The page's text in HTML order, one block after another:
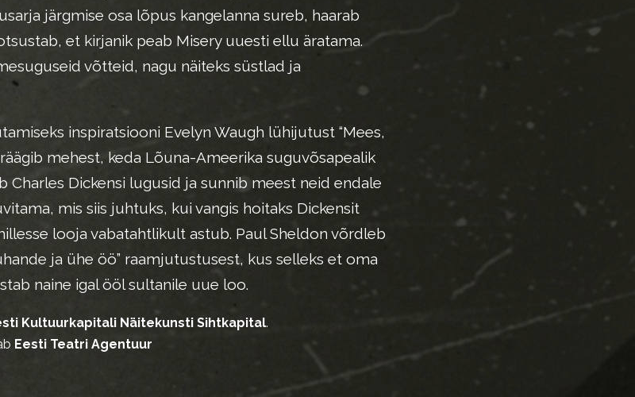
järgmise osa lõpus kangelanna sureb, haarab
et kirjanik peab Misery uuesti ellu äratama.
võtteid, nagu näiteks süstlad ja
inspiratsiooni Evelyn Waugh lühijutust “Mees,
räägib mehest, keda Lõuna-Ameerika suguvõsapealik
Charles Dickensi lugusid ja sunnib meest neid endale
mis siis juhtuks, kui vangis hoitaks Dickensit
looja vabatahtlikult astub. Paul Sheldon võrdleb
ja ühe öö” raamjutustusest, kus selleks et oma
naine igal ööl sultanile uue loo.
Kultuurkapitali Näitekunsti Sihtkapital.
Eesti Teatri Agentuur